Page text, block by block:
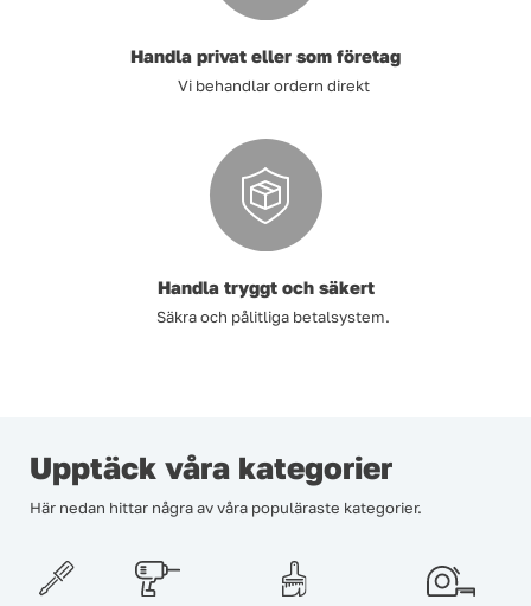
Handla privat eller som företag
Vi behandlar ordern direkt
Handla tryggt och säkert
Säkra och pålitliga betalsystem.
Upptäck våra kategorier
Här nedan hittar några av våra populäraste kategorier.